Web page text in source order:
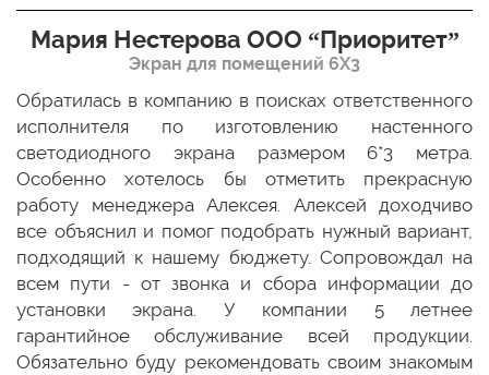
Мария Нестерова ООО “Приоритет”
Экран для помещений 6Х3
Обратилась в компанию в поисках ответственного
исполнителя по изготовлению настенного
светодиодного экрана размером 6*3 метра.
Особенно хотелось бы отметить прекрасную
работу менеджера Алексея. Алексей доходчиво
все объяснил и помог подобрать нужный вариант,
подходящий к нашему бюджету. Сопровождал на
всем пути - от звонка и сбора информации до
установки экрана. У компании 5 летнее
гарантийное обслуживание всей продукции.
Обязательно буду рекомендовать своим знакомым